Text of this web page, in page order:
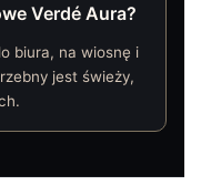
Verdé Aura?
biura, na wiosnę i
jest świeży,